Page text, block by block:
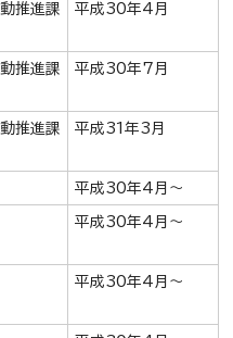
推進課 平成30年4月
推進課 平成30年7月
推進課 平成31年3月
平成30年4月～
平成30年4月～
平成30年4月～